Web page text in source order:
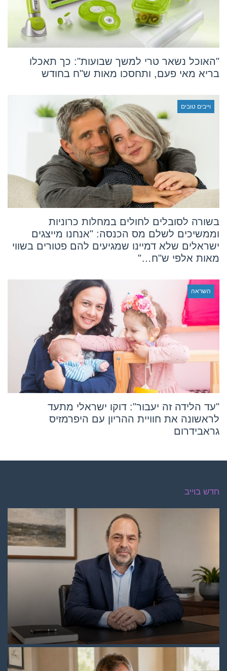
"האוכל נשאר טרי למשך שבועות": כך תאכלו
בריא מאי פעם, ותחסכו מאות ש"ח בחודש
וייבים טובים
בשורה לסובלים לחולים במחלות כרוניות
וממשיכים לשלם מס הכנסה: "אנחנו מייצגים
ישראלים שלא דמיינו שמגיעים להם פטורים בשווי
מאות אלפי ש"ח…"
השראה
"עד הלידה זה יעבור": דוקו ישראלי מתעד
לראשונה את חוויית ההריון עם היפרמזיס
גראבידרום
חדש בוייב